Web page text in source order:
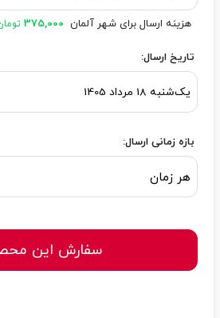
هزینه ارسال برای شهر آلمان 375,000
تاریخ ارسال:
بازه زمانی ارسال:
هر زمان
سفارش این